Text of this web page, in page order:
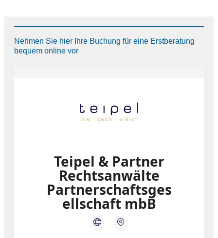
Nehmen Sie hier Ihre Buchung für eine Erstberatung
bequem online vor